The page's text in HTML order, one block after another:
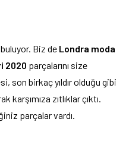
Biz de Londra moda
2020 parçalarını size
son birkaç yıldır olduğu gibi
zıtlıklar çıktı.
parçalar vardı.